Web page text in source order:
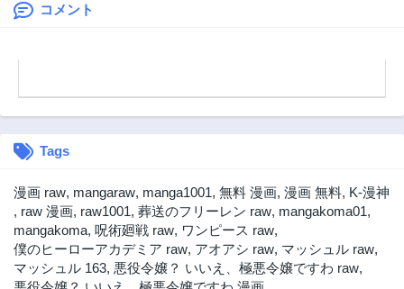
第24.1話
第22.1話
第21.1話
3年前
第20.2話
3年前
第20話
3年前
第19.2話
3年前
コメント
Tags
漫画 raw, mangaraw, manga1001, 無料 漫画, 漫画 無料, K-漫神
, raw 漫画, raw1001, 葬送のフリーレン raw, mangakoma01,
mangakoma, 呪術廻戦 raw, ワンピース raw,
僕のヒーローアカデミア raw, アオアシ raw, マッシュル raw,
マッシュル 163, 悪役令嬢？ いいえ、極悪令嬢ですわ raw,